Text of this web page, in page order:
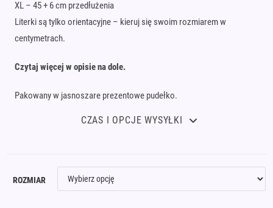
XL – 45 + 6 cm przedłużenia
Literki są tylko orientacyjne – kieruj się swoim rozmiarem w
centymetrach.
Czytaj więcej w opisie na dole.
Pakowany w jasnoszare prezentowe pudełko.
CZAS I OPCJE WYSYŁKI
ROZMIAR